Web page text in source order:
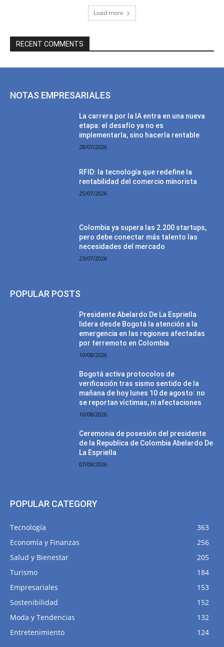
Load more
RECENT COMMENTS
NOTAS EMPRESARIALES
La carrera por la IA entra en una nueva
etapa: el desafío ya no es
implementarla, sino hacerla rentable
28/07/2026
RFID: la tecnología que redefine la
rentabilidad del comercio minorista
25/07/2026
Colombia ya supera las 2.200 startups,
pero debe conectar más talento las
necesidades del mercado
23/07/2026
POPULAR POSTS
Presidente Abelardo De La Espriella
lidera desde Bogotá la atención a la
emergencia en las regiones afectadas
por terremoto en Colombia
10/08/2026
Bogotá activa protocolos de
verificación tras sismo sentido de la
mañana de hoy lunes 10 de agosto: no
se reportan víctimas, ni afectaciones
10/08/2026
Ceremonia de posesión del presidente
de la Republica de Colombia Abelardo De
La Espriella
07/08/2026
POPULAR CATEGORY
Tecnología
363
Economía y Finanzas
256
Salud y Bienestar
205
Turismo
184
Empresariales
153
Sostenibilidad
152
Moda y Tendencias
132
Entretenimiento
124